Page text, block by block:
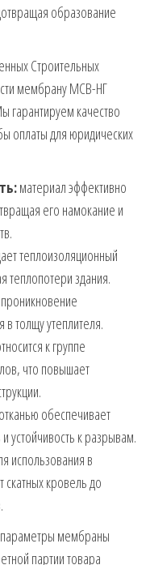
образование
Строительных
мембрану МСВ-НГ
гарантируем качество
оплаты для юридических
материал эффективно
его намокание и
теплоизоляционный
теплопотери здания.
толщу утеплителя.
к группе
что повышает
обеспечивает
устойчивость к разрывам.
использования в
кровель до
мембраны
партии товара